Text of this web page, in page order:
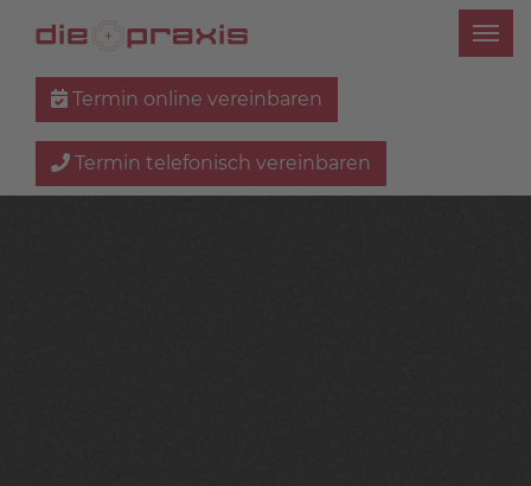
Termin online vereinbaren
Termin telefonisch vereinbaren